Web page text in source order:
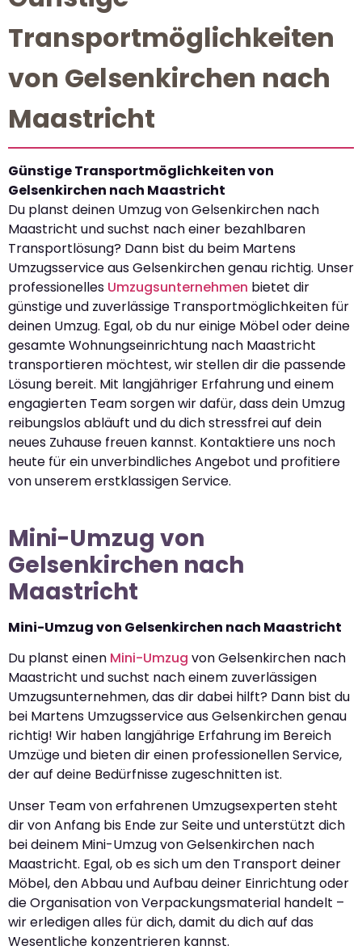
Transportmöglichkeiten
von Gelsenkirchen nach
Maastricht
Günstige Transportmöglichkeiten von
Gelsenkirchen nach Maastricht
Du planst deinen Umzug von Gelsenkirchen nach
Maastricht und suchst nach einer bezahlbaren
Transportlösung? Dann bist du beim Martens
Umzugsservice aus Gelsenkirchen genau richtig. Unser
professionelles Umzugsunternehmen bietet dir
günstige und zuverlässige Transportmöglichkeiten für
deinen Umzug. Egal, ob du nur einige Möbel oder deine
gesamte Wohnungseinrichtung nach Maastricht
transportieren möchtest, wir stellen dir die passende
Lösung bereit. Mit langjähriger Erfahrung und einem
engagierten Team sorgen wir dafür, dass dein Umzug
reibungslos abläuft und du dich stressfrei auf dein
neues Zuhause freuen kannst. Kontaktiere uns noch
heute für ein unverbindliches Angebot und profitiere
von unserem erstklassigen Service.
Mini-Umzug von
Gelsenkirchen nach
Maastricht
Mini-Umzug von Gelsenkirchen nach Maastricht
Du planst einen Mini-Umzug von Gelsenkirchen nach
Maastricht und suchst nach einem zuverlässigen
Umzugsunternehmen, das dir dabei hilft? Dann bist du
bei Martens Umzugsservice aus Gelsenkirchen genau
richtig! Wir haben langjährige Erfahrung im Bereich
Umzüge und bieten dir einen professionellen Service,
der auf deine Bedürfnisse zugeschnitten ist.
Unser Team von erfahrenen Umzugsexperten steht
dir von Anfang bis Ende zur Seite und unterstützt dich
bei deinem Mini-Umzug von Gelsenkirchen nach
Maastricht. Egal, ob es sich um den Transport deiner
Möbel, den Abbau und Aufbau deiner Einrichtung oder
die Organisation von Verpackungsmaterial handelt –
wir erledigen alles für dich, damit du dich auf das
Wesentliche konzentrieren kannst.